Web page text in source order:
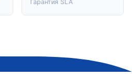
Гарантия SLA